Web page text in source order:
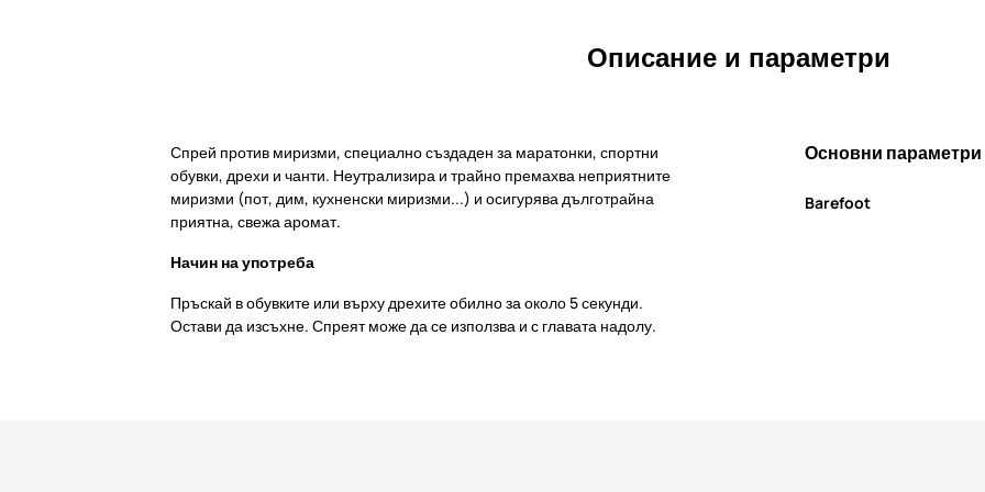
Описание и параметри
Спрей против миризми, специално създаден за маратонки, спортни
обувки, дрехи и чанти. Неутрализира и трайно премахва неприятните
миризми (пот, дим, кухненски миризми...) и осигурява дълготрайна
приятна, свежа аромат.
Начин на употреба
Пръскай в обувките или върху дрехите обилно за около 5 секунди.
Остави да изсъхне. Спреят може да се използва и с главата надолу.
Основни параметри
Barefoot